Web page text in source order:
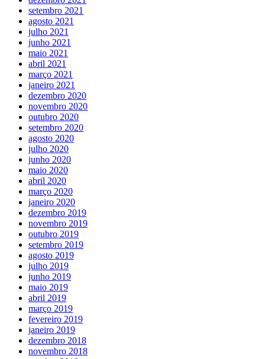
setembro 2021
agosto 2021
julho 2021
junho 2021
maio 2021
abril 2021
março 2021
janeiro 2021
dezembro 2020
novembro 2020
outubro 2020
setembro 2020
agosto 2020
julho 2020
junho 2020
maio 2020
abril 2020
março 2020
janeiro 2020
dezembro 2019
novembro 2019
outubro 2019
setembro 2019
agosto 2019
julho 2019
junho 2019
maio 2019
abril 2019
março 2019
fevereiro 2019
janeiro 2019
dezembro 2018
novembro 2018